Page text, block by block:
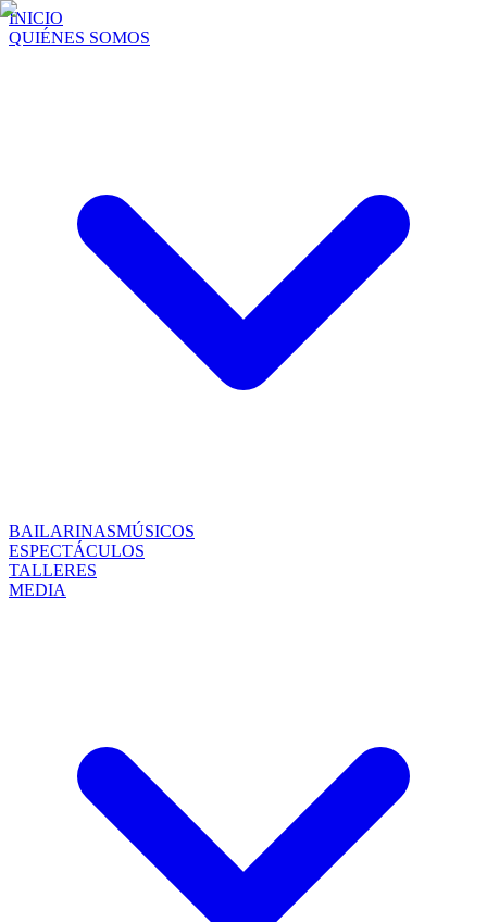
INICIO
QUIÉNES SOMOS
BAILARINASMÚSICOS
ESPECTÁCULOS
TALLERES
MEDIA